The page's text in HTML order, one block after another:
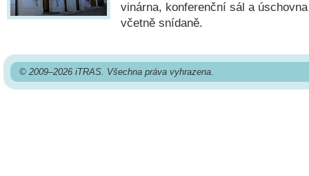
vinárna, konferenční sál a
včetně snídaně.
© 2009–2026 iTRAS. Všechna práva vyhrazena.